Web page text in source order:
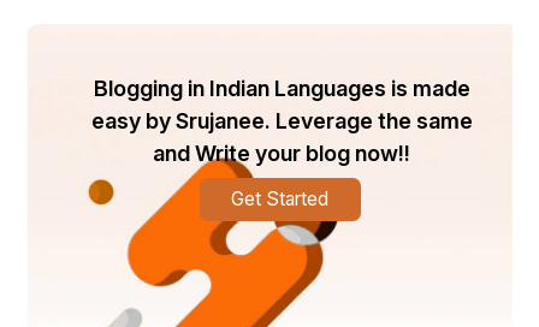
Blogging in Indian Languages is made
easy by Srujanee. Leverage the same
and Write your blog now!!
Get Started